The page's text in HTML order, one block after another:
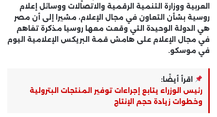
العربية ووزارة التنمية الرقمية والاتصالات ووسائل إعلام
روسية بشأن التعاون في مجال الإعلام، مشيرا إلى أن مصر
هي الدولة الوحيدة التي وقعت معها روسيا مذكرة تفاهم
في مجال الإعلام على هامش قمة البريكس الإعلامية اليوم
في موسكو.
اقرأ أيضًا:
رئيس الوزراء يتابع إجراءات توفير المنتجات البترولية
وخطوات زيادة حجم الإنتاج